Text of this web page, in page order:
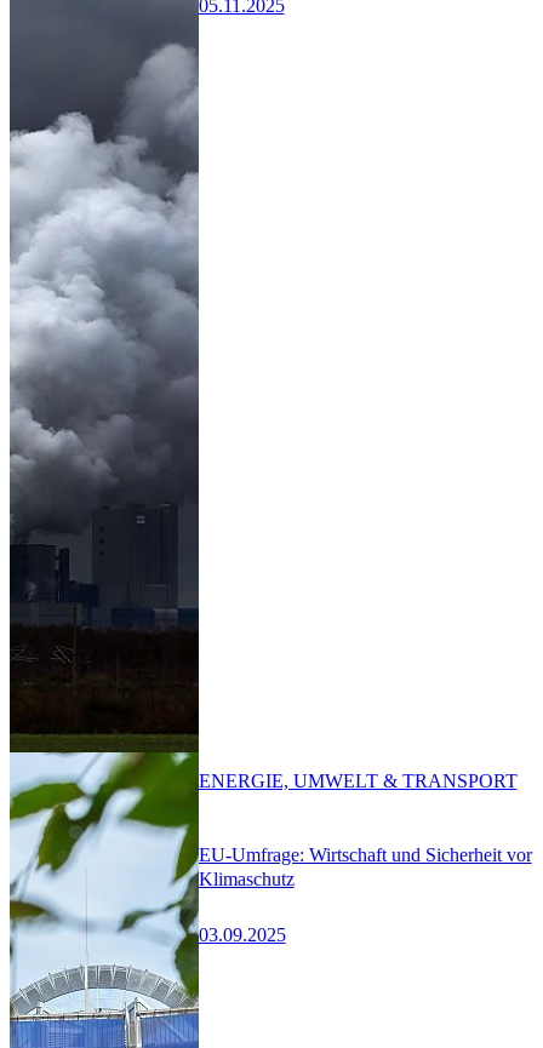
05.11.2025
EU-Umfrage: Wirtschaft und Sicherheit vor
Klimaschutz
03.09.2025
ENERGIE, UMWELT & TRANSPORT